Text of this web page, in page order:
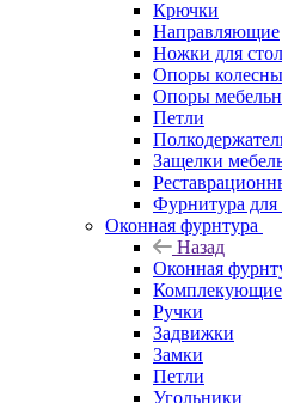
Крючки
Направляющие
Ножки для
Опоры
Опоры
Петли
Защелки
Фурнитура для
Оконная фурнтура
Назад
Оконная
Комплекующие
Ручки
Задвижки
Замки
Петли
Угольники